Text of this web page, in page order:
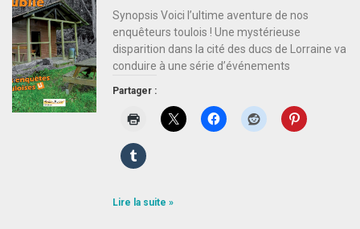
Synopsis Voici l’ultime aventure de nos
enquêteurs toulois ! Une mystérieuse
disparition dans la cité des ducs de Lorraine va
conduire à une série d’événements
Partager :
Lire la suite »